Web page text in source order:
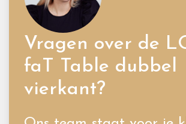
Vragen over de
faT Table dubbel
vierkant?